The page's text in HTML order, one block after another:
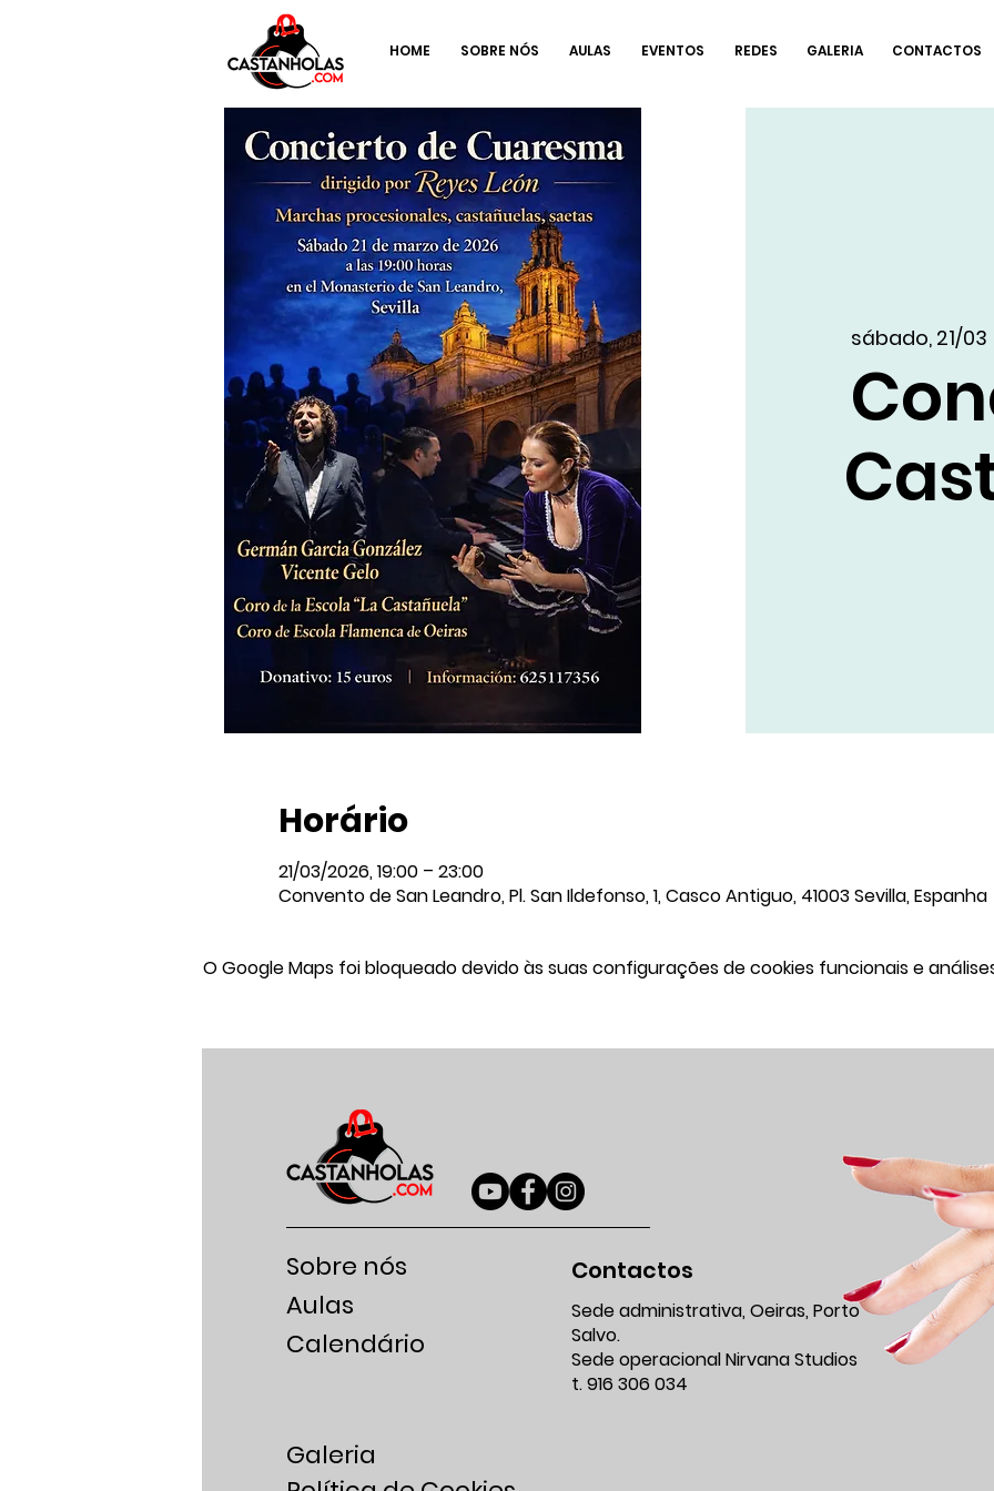
HOME SOBRE NÓS AULAS EVENTOS REDES GALERIA CONTACTOS
sábado, 21/03
Horário
21/03/2026, 19:00 – 23:00
Convento de San Leandro, Pl. San Ildefonso, 1, Casco Antiguo, 41003 Sevilla, Espanha
O Google Maps foi bloqueado devido às suas configurações de cookies funcionais e
Aulas
Sobre nós Contactos
Calendário
Galeria
Sede administrativa, Oeiras, Porto
Salvo.
Sede operacional Nirvana Studios
t. 916 306 034